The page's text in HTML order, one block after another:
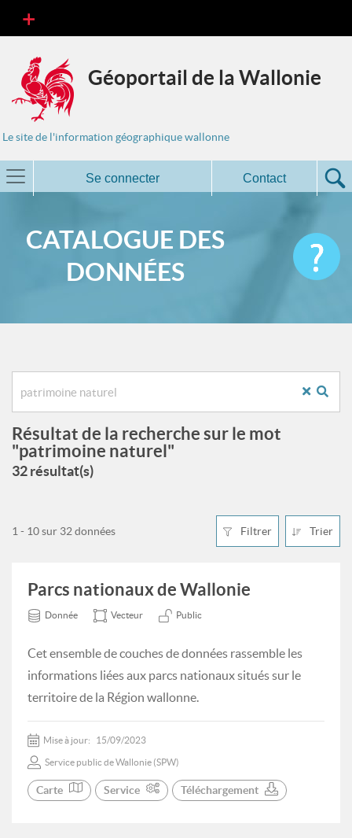
Géoportail de la Wallonie
Le site de l'information géographique wallonne
Se connecter Contact
CATALOGUE DES
DONNÉES
Résultat de la recherche sur le mot
"patrimoine naturel"
32 résultat(s)
Filtrer Trier
1 - 10 sur 32 données
Parcs nationaux de Wallonie
Donnée Vecteur Public
Cet ensemble de couches de données rassemble les
informations liées aux parcs nationaux situés sur le
territoire de la Région wallonne.
Mise à jour: 15/09/2023
Service public de Wallonie (SPW)
Carte Service Téléchargement